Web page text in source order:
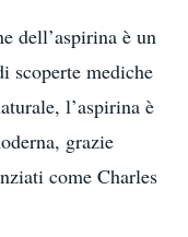
dell’aspirina è un
scoperte mediche
l’aspirina è
grazie
come Charles